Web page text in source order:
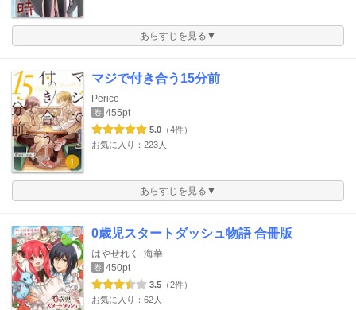
あらすじを見る▼
マジで付き合う15分前
Perico
巻 455pt
5.0 （4件）
お気に入り：223人
あらすじを見る▼
0歳児スタートダッシュ物語 合冊版
はやせれく 海華
巻 450pt
3.5 （2件）
お気に入り：62人